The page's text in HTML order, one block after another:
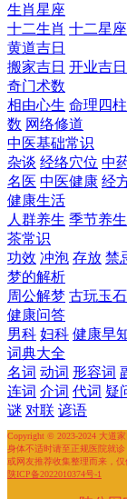
生肖星座
十二生肖 十二星座
黄道吉日
搬家吉日 开业吉日
奇门术数
相由心生 命理四柱
数 网络修道
中医基础常识
杂谈 经络穴位 中
名医 中医健康 经
健康生活
人群养生 季节养生
茶常识
功效 冲泡 存放 禁
梦的解析
周公解梦 古玩玉石
健康问答
男科 妇科 健康早
词典大全
名词 动词 形容词
连词 介词 代词 疑
谜 对联 谚语
Copyright © 2023-2024 大道
身体不适时请至正规医院就
或网友推荐收集整理而来，
陕ICP备2022010374号-1